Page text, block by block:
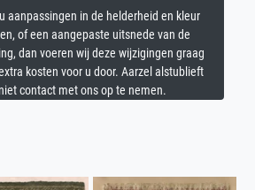
aanpassingen in de helderheid en kleur
of een aangepaste uitsnede van de
dan voeren wij deze wijzigingen graag
kosten voor u door. Aarzel alstublieft
niet contact met ons op te nemen.